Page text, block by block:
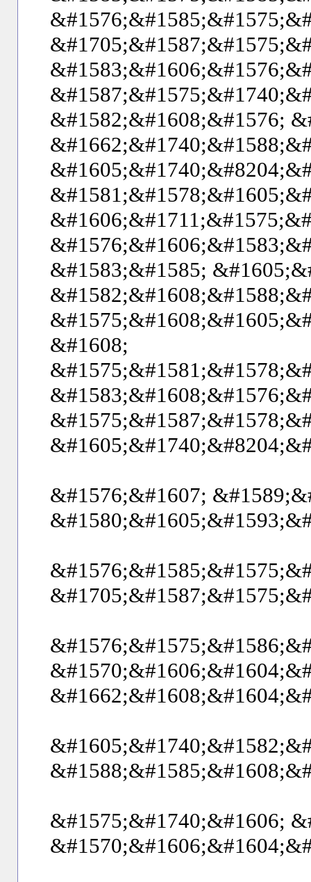
&#1582;&#1608;&#1576;
&#1583;&#1585;
&#1608;
&#1576;&#1607;
&#1575;&#1740;&#1606;